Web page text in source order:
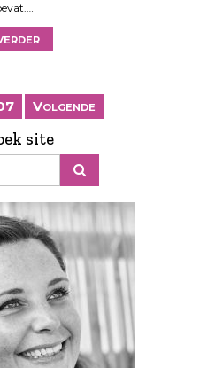
B
e
r
i
c
h
t
e
a
g
i
n
Volgende
site